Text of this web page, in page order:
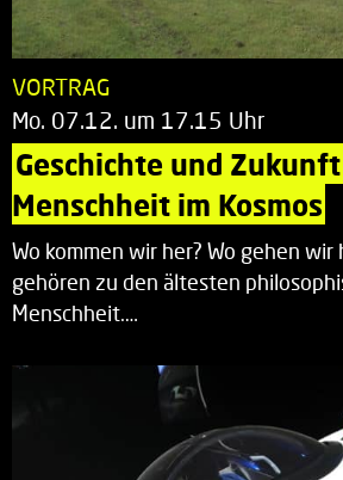
VORTRAG
Mo. 07.12. um 17.15 Uhr
Geschichte und
Menschheit im Kosmos
Wo kommen wir her? Wo gehen wir
gehören zu den ältesten
Menschheit.…